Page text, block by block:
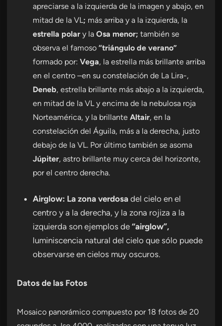
apreciarse a la izquierda de la imagen y abajo, en
mitad de la VL; más arriba y a la izquierda, la
estrella polar y la Osa menor; también se
observa el famoso “triángulo de verano”
formado por: Vega, la estrella más brillante arriba
en el centro –en su constelación de La Lira-,
Deneb, estrella brillante más abajo a la izquierda,
en mitad de la VL y encima de la nebulosa roja
Norteamérica, y la brillante Altair, en la
constelación del Águila, más a la derecha, justo
debajo de la VL. Por último también se asoma
Júpiter, astro brillante muy cerca del horizonte,
por el centro derecha.
Airglow: La zona verdosa del cielo en el
centro y a la derecha, y la zona rojiza a la
izquierda son ejemplos de “airglow”,
luminiscencia natural del cielo que sólo puede
observarse en cielos muy oscuros.
Datos de las Fotos
Mosaico panorámico compuesto por 18 fotos de 20